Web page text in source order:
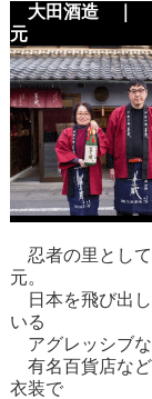
大田酒造 ｜
元
忍者の里として
元。
日本を飛び出し
いる
アグレッシブな
有名百貨店など
衣装で